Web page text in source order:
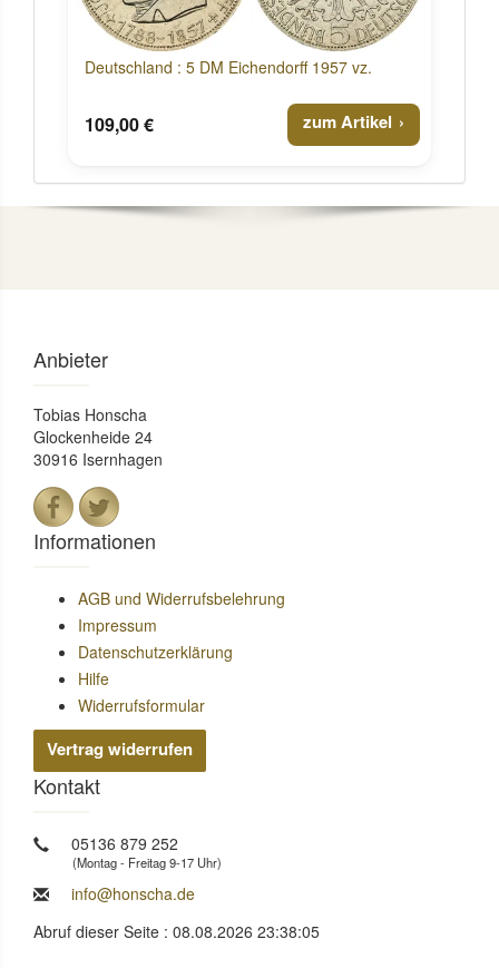
Deutschland : 5 DM Eichendorff 1957 vz.
109,00 € zum Artikel
Anbieter
Tobias Honscha
Glockenheide 24
30916 Isernhagen
Informationen
AGB und Widerrufsbelehrung
Impressum
Datenschutzerklärung
Hilfe
Widerrufsformular
Vertrag widerrufen
Kontakt
05136 879 252
(Montag - Freitag 9-17 Uhr)
info@honscha.de
Abruf dieser Seite : 08.08.2026 23:38:05